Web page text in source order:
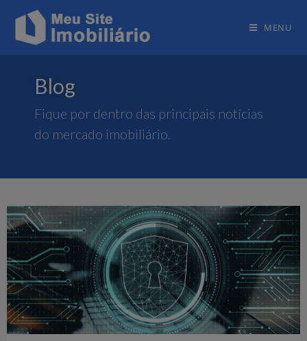
MENU
Blog
Fique por dentro das principais notícias
do mercado imobiliário.